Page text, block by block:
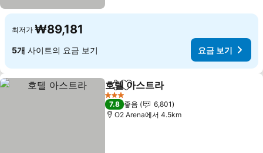
최저가 ₩89,181
5개 사이트의 요금 보기 요금 보기
공유 즐겨찾기에 추가
호텔 아스트라
3 성급
7.8 좋음
6,801
O2 Arena에서 4.5km